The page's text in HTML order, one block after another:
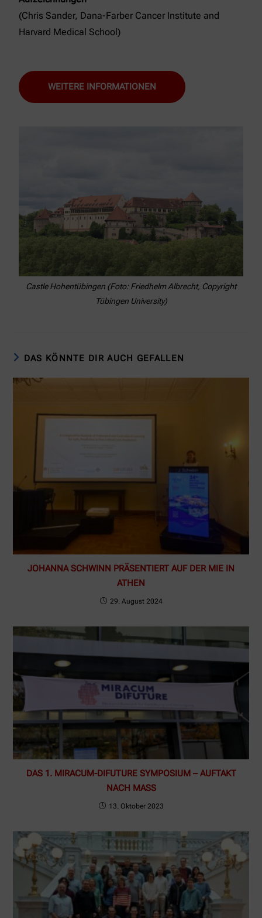
(Chris Sander, Dana-Farber Cancer Institute and
Harvard Medical School)
WEITERE INFORMATIONEN
Castle Hohentübingen (Foto: Friedhelm Albrecht, Copyright
Tübingen University)
DAS KÖNNTE DIR AUCH GEFALLEN
JOHANNA SCHWINN PRÄSENTIERT AUF DER MIE IN
ATHEN
29. August 2024
DAS 1. MIRACUM-DIFUTURE SYMPOSIUM – AUFTAKT
NACH MASS
13. Oktober 2023